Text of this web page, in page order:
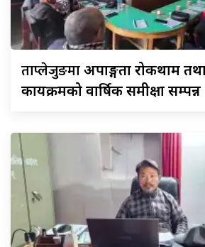
ताप्लेजुङमाअपाङ्गता रोकथाम
कार्यक्रमको वार्षिक समीक्षा सम्पन्न